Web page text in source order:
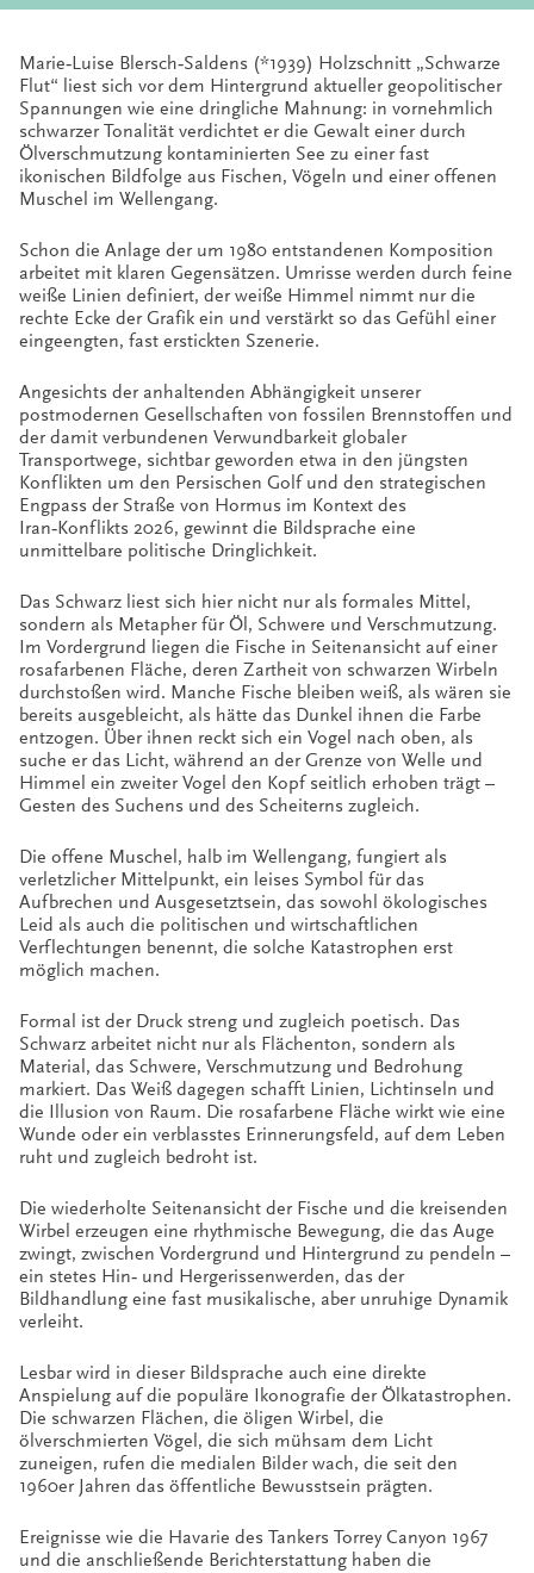
Marie‑Luise Blersch‑Saldens (*1939) Holzschnitt „Schwarze
Flut“ liest sich vor dem Hintergrund aktueller geopolitischer
Spannungen wie eine dringliche Mahnung: in vornehmlich
schwarzer Tonalität verdichtet er die Gewalt einer durch
Ölverschmutzung kontaminierten See zu einer fast
ikonischen Bildfolge aus Fischen, Vögeln und einer offenen
Muschel im Wellengang.
Schon die Anlage der um 1980 entstandenen Komposition
arbeitet mit klaren Gegensätzen. Umrisse werden durch feine
weiße Linien definiert, der weiße Himmel nimmt nur die
rechte Ecke der Grafik ein und verstärkt so das Gefühl einer
eingeengten, fast erstickten Szenerie.
Angesichts der anhaltenden Abhängigkeit unserer
postmodernen Gesellschaften von fossilen Brennstoffen und
der damit verbundenen Verwundbarkeit globaler
Transportwege, sichtbar geworden etwa in den jüngsten
Konflikten um den Persischen Golf und den strategischen
Engpass der Straße von Hormus im Kontext des
Iran‑Konflikts 2026, gewinnt die Bildsprache eine
unmittelbare politische Dringlichkeit.
Das Schwarz liest sich hier nicht nur als formales Mittel,
sondern als Metapher für Öl, Schwere und Verschmutzung.
Im Vordergrund liegen die Fische in Seitenansicht auf einer
rosafarbenen Fläche, deren Zartheit von schwarzen Wirbeln
durchstoßen wird. Manche Fische bleiben weiß, als wären sie
bereits ausgebleicht, als hätte das Dunkel ihnen die Farbe
entzogen. Über ihnen reckt sich ein Vogel nach oben, als
suche er das Licht, während an der Grenze von Welle und
Himmel ein zweiter Vogel den Kopf seitlich erhoben trägt –
Gesten des Suchens und des Scheiterns zugleich.
Die offene Muschel, halb im Wellengang, fungiert als
verletzlicher Mittelpunkt, ein leises Symbol für das
Aufbrechen und Ausgesetztsein, das sowohl ökologisches
Leid als auch die politischen und wirtschaftlichen
Verflechtungen benennt, die solche Katastrophen erst
möglich machen.
Formal ist der Druck streng und zugleich poetisch. Das
Schwarz arbeitet nicht nur als Flächenton, sondern als
Material, das Schwere, Verschmutzung und Bedrohung
markiert. Das Weiß dagegen schafft Linien, Lichtinseln und
die Illusion von Raum. Die rosafarbene Fläche wirkt wie eine
Wunde oder ein verblasstes Erinnerungsfeld, auf dem Leben
ruht und zugleich bedroht ist.
Die wiederholte Seitenansicht der Fische und die kreisenden
Wirbel erzeugen eine rhythmische Bewegung, die das Auge
zwingt, zwischen Vordergrund und Hintergrund zu pendeln –
ein stetes Hin‑ und Hergerissenwerden, das der
Bildhandlung eine fast musikalische, aber unruhige Dynamik
verleiht.
Lesbar wird in dieser Bildsprache auch eine direkte
Anspielung auf die populäre Ikonografie der Ölkatastrophen.
Die schwarzen Flächen, die öligen Wirbel, die
ölverschmierten Vögel, die sich mühsam dem Licht
zuneigen, rufen die medialen Bilder wach, die seit den
1960er Jahren das öffentliche Bewusstsein prägten.
Ereignisse wie die Havarie des Tankers Torrey Canyon 1967
und die anschließende Berichterstattung haben die